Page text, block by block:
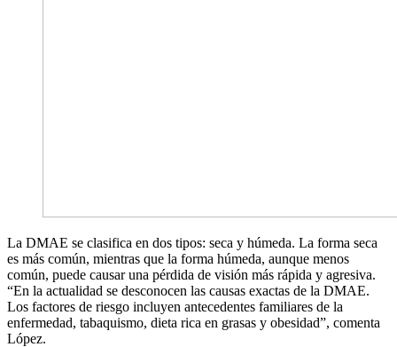
La DMAE se clasifica en dos tipos: seca y húmeda. La forma seca
es más común, mientras que la forma húmeda, aunque menos
común, puede causar una pérdida de visión más rápida y agresiva.
“En la actualidad se desconocen las causas exactas de la DMAE.
Los factores de riesgo incluyen antecedentes familiares de la
enfermedad, tabaquismo, dieta rica en grasas y obesidad”, comenta
López.